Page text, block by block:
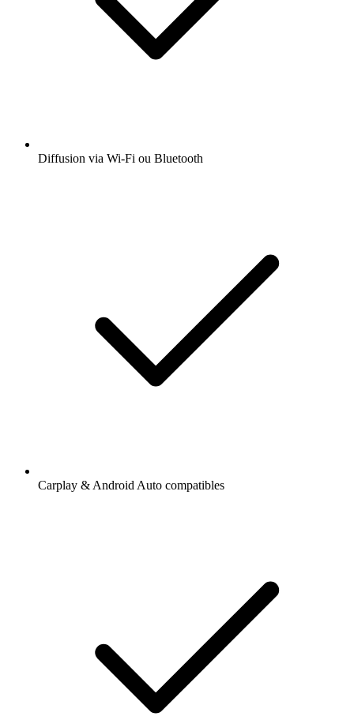
Diffusion via Wi-Fi ou Bluetooth
Carplay & Android Auto compatibles